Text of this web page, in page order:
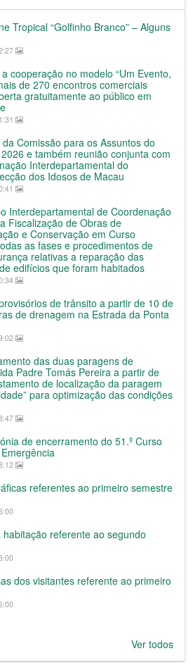
Tropical “Golfinho Branco” – Alguns
cooperação no modelo “Um Evento,
de 270 encontros comerciais
gratuitamente ao público em
Comissão para os Assuntos do
e também reunião conjunta com
Interdepartamental do
dos Idosos de Macau
Interdepartamental de Coordenação
Fiscalização de Obras de
e Conservação em Curso
as fases e procedimentos de
relativas a reparação das
edifícios que foram habitados
de trânsito a partir de 10 de
de drenagem na Estrada da Ponta
das duas paragens de
Padre Tomás Pereira a partir de
de localização da paragem
para optimização das condições
de encerramento do 51.º Curso
referentes ao primeiro semestre
referente ao segundo
dos visitantes referente ao primeiro
Ver todos